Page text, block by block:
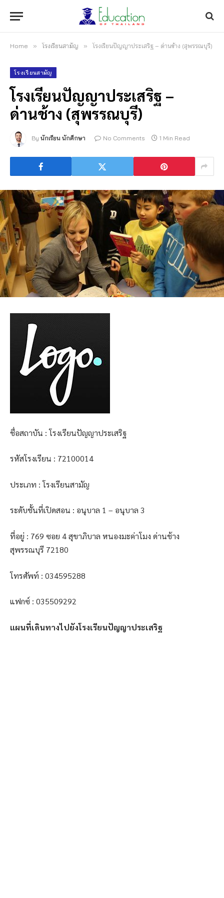
Home » โรงเรียนสามัญ » โรงเรียนปัญญาประเสริฐ – ด่านช้าง (สุพรรณบุรี)
โรงเรียนสามัญ
โรงเรียนปัญญาประเสริฐ –
ด่านช้าง (สุพรรณบุรี)
By นักเรียน นักศึกษา No Comments 1 Min Read
ชื่อสถาบัน : โรงเรียนปัญญาประเสริฐ
รหัสโรงเรียน : 72100014
ประเภท : โรงเรียนสามัญ
ระดับชั้นที่เปิดสอน : อนุบาล 1 – อนุบาล 3
ที่อยู่ : 769 ซอย 4 สุขาภิบาล หนองมะค่าโมง ด่านช้าง
สุพรรณบุรี 72180
โทรศัพท์ : 034595288
แฟกซ์ : 035509292
แผนที่เดินทางไปยังโรงเรียนปัญญาประเสริฐ